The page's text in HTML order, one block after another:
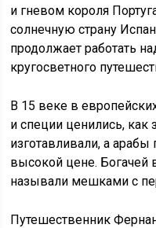
и гневом короля
солнечную страну
продолжает работать
кругосветного
В 15 веке в
и специи ценились, как
изготавливали, а
высокой цене. Богачей
называли мешками с
Путешественник